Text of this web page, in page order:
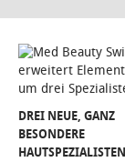
DREI NEUE, GANZ
BESONDERE
HAUTSPEZIALISTEN